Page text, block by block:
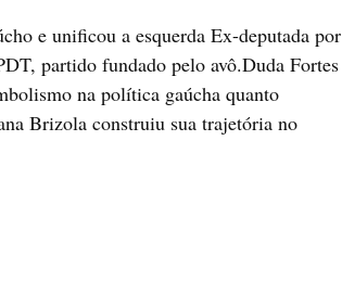
e unificou a esquerda Ex-deputada por
partido fundado pelo avô.Duda Fortes
na política gaúcha quanto
Brizola construiu sua trajetória no